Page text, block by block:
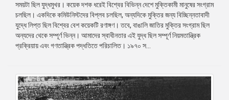
সময়টা ছিল যুদ্ধমুখর। কয়েক দশক ধরেই বিশ্বের বিভিন্ন দেশে মুক্তিকামী মানুষের সংগ্রাম
চলছিল। একদিকে কমিউনিস্টদের বিপ্লব চলছিল, অন্যদিকে মুক্তির জন্য বিচ্ছিন্নতাবাদী
যুদ্ধে লিপ্ত ছিল বিশ্বের বেশ কয়েকটি রণাঙ্গণ। তবে, বাঙালি জাতির মুক্তির সংগ্রাম ছিল
অন্যদের থেকে সম্পূর্ণ ভিন্ন। আমাদের স্বাধীনতার এই যুদ্ধ ছিল সম্পূর্ণ নিয়মতান্ত্রিক
প্রক্রিয়ায় এবং গণতান্ত্রিক পদ্ধতিতে পরিচালিত। ১৯৭০ স...